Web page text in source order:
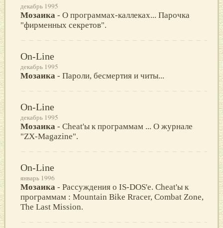
декабрь 1995
Мозаика - О программах-каллеках... Парочка
"фирменных секретов".
On-Line
декабрь 1995
Мозаика - Пароли, бесмертия и читы...
On-Line
декабрь 1995
Мозаика - Cheat'ы к программам ... О журнале
"ZX-Magazine".
On-Line
январь 1996
Мозаика - Рассуждения о IS-DOS'e. Cheat'ы к
программам : Mountain Bike Rracer, Combat Zone,
The Last Mission.